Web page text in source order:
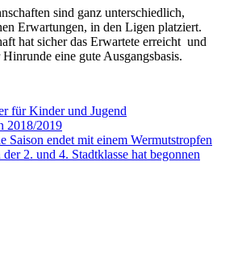
sind ganz unterschiedlich,
Erwartungen, in den Ligen platziert.
hat sicher das Erwartete erreicht und
eine gute Ausgangsbasis.
für Kinder und Jugend
2018/2019
Saison endet mit einem Wermutstropfen
2. und 4. Stadtklasse hat begonnen